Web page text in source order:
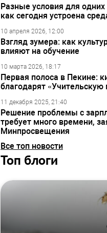
Разные условия для
как сегодня устроена
10 апреля 2026, 12:00
Взгляд зумера: как
влияют на обучение
10 марта 2026, 18:17
Первая полоса в Пекине:
благодарят «Учительскую
11 декабря 2025, 21:40
Решение проблемы с
требует много времени,
Минпросвещения
Все топ новости
Топ блоги